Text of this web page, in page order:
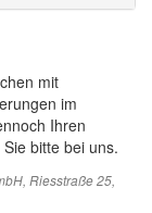
mit
im
Ihren
bitte bei uns.
, Riesstraße 25,